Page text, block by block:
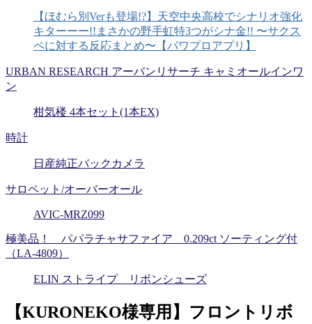
【ほむら別Verも登場!?】天空中央高校でシナリオ強化
キターーー!!まさかの野手虹特3つがシナ金!! 〜サクス
ペに対する反応まとめ〜【パワプロアプリ】
URBAN RESEARCH アーバンリサーチ キャミオールインワ
ン
柑気楼 4本セット(1本EX)
時計
日産純正バックカメラ
サロペット/オーバーオール
AVIC-MRZ099
極美品！ パパラチャサファイア 0.209ct ソーティング付
（LA-4809）
ELIN ストライプ リボンシューズ
【KURONEKO様専用】フロントリボ